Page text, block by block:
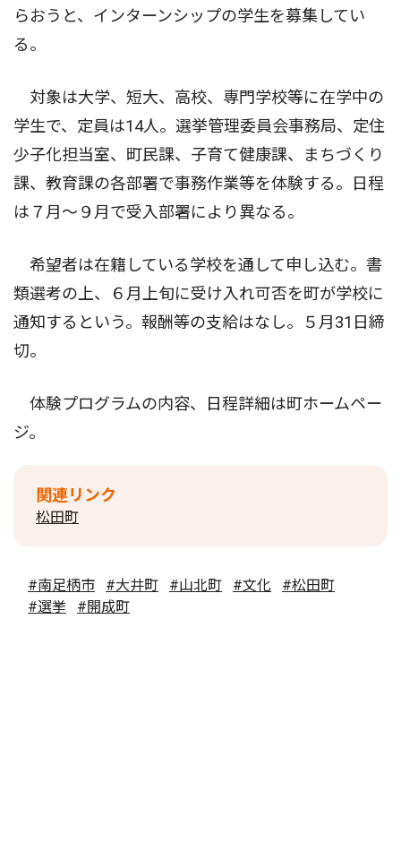
らおうと、インターンシップの学生を募集してい
る。
対象は大学、短大、高校、専門学校等に在学中の
学生で、定員は14人。選挙管理委員会事務局、定住
少子化担当室、町民課、子育て健康課、まちづくり
課、教育課の各部署で事務作業等を体験する。日程
は７月〜９月で受入部署により異なる。
希望者は在籍している学校を通して申し込む。書
類選考の上、６月上旬に受け入れ可否を町が学校に
通知するという。報酬等の支給はなし。５月31日締
切。
体験プログラムの内容、日程詳細は町ホームペー
ジ。
関連リンク
松田町
#南足柄市 #大井町 #山北町 #文化
#松田町
#選挙
#開成町